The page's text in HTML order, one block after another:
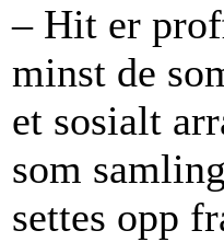
– Hit er
minst de
et sosialt
som
settes opp